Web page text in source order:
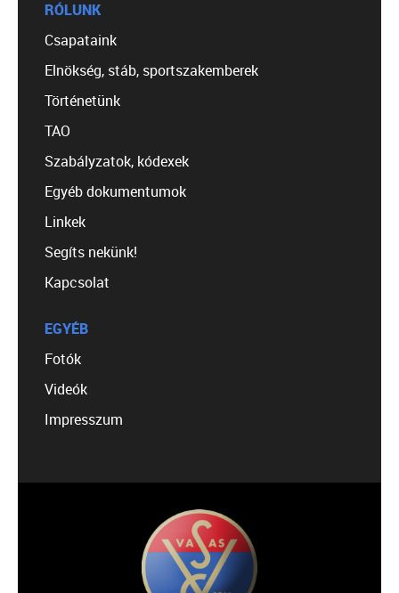
RÓLUNK
Csapataink
Elnökség, stáb, sportszakemberek
Történetünk
TAO
Szabályzatok, kódexek
Egyéb dokumentumok
Linkek
Segíts nekünk!
Kapcsolat
EGYÉB
Fotók
Videók
Impresszum